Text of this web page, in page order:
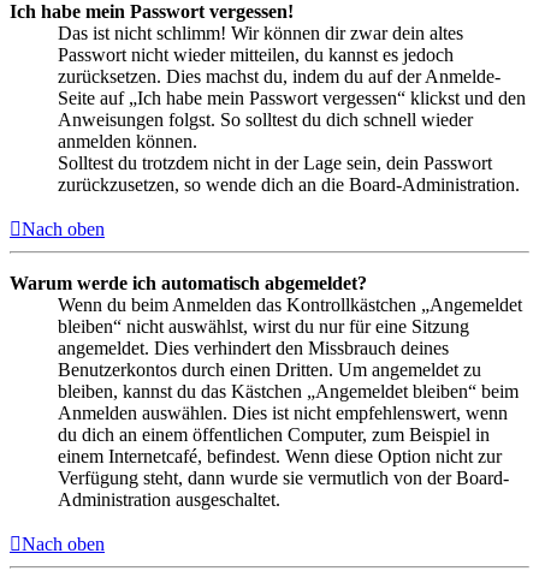
Ich habe mein Passwort vergessen!
Das ist nicht schlimm! Wir können dir zwar dein altes
Passwort nicht wieder mitteilen, du kannst es jedoch
zurücksetzen. Dies machst du, indem du auf der Anmelde-
Seite auf „Ich habe mein Passwort vergessen“ klickst und den
Anweisungen folgst. So solltest du dich schnell wieder
anmelden können.
Solltest du trotzdem nicht in der Lage sein, dein Passwort
zurückzusetzen, so wende dich an die Board-Administration.
Nach oben
Warum werde ich automatisch abgemeldet?
Wenn du beim Anmelden das Kontrollkästchen „Angemeldet
bleiben“ nicht auswählst, wirst du nur für eine Sitzung
angemeldet. Dies verhindert den Missbrauch deines
Benutzerkontos durch einen Dritten. Um angemeldet zu
bleiben, kannst du das Kästchen „Angemeldet bleiben“ beim
Anmelden auswählen. Dies ist nicht empfehlenswert, wenn
du dich an einem öffentlichen Computer, zum Beispiel in
einem Internetcafé, befindest. Wenn diese Option nicht zur
Verfügung steht, dann wurde sie vermutlich von der Board-
Administration ausgeschaltet.
Nach oben